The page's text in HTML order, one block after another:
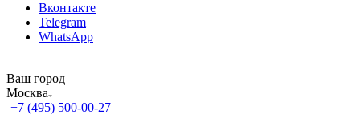
Вконтакте
Telegram
WhatsApp
Ваш город
Москва
+7 (495) 500-00-27